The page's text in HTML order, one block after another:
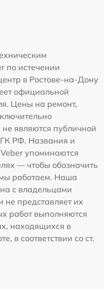
по истечении
в Ростове-на-Дону
официальной
Цены на ремонт,
являются публичной
ГК РФ. Названия и
упоминаются
— чтобы обозначить
работаем. Наша
с владельцами
не представляет их
работ выполняются
находящихся в
в соответствии со ст.